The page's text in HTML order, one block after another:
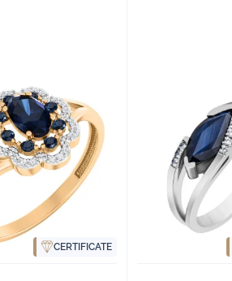
CERTIFICATE